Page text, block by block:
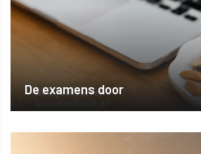
De examens door